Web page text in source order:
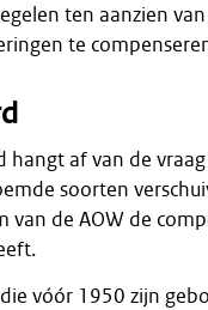
ten aanzien
te
hangt af van de
soorten
van de AOW de
vóór 1950 zijn